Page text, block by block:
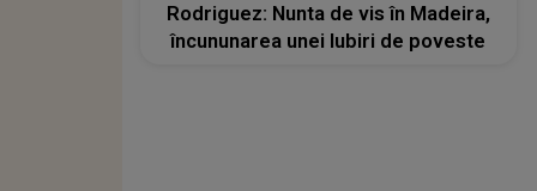
Rodriguez: Nunta de vis în Madeira,
încununarea unei Iubiri de poveste